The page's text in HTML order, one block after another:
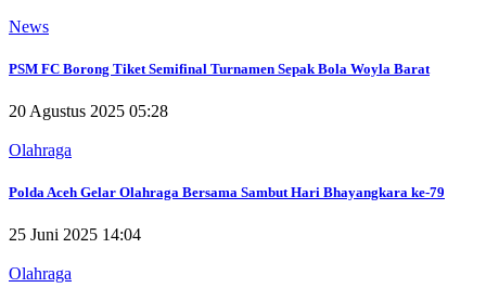
News
PSM FC Borong Tiket Semifinal Turnamen Sepak Bola Woyla Barat
20 Agustus 2025 05:28
Olahraga
Polda Aceh Gelar Olahraga Bersama Sambut Hari Bhayangkara ke-79
25 Juni 2025 14:04
Olahraga